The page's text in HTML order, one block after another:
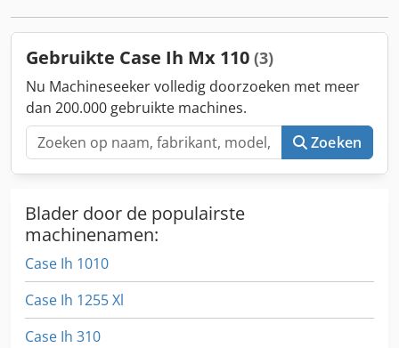
Gebruikte Case Ih Mx 110 (3)
Nu Machineseeker volledig doorzoeken met meer
dan 200.000 gebruikte machines.
Zoeken
Blader door de populairste
machinenamen:
Case Ih 1010
Case Ih 1255 Xl
Case Ih 310